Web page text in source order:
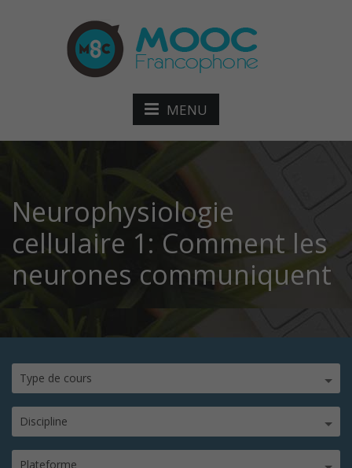
MENU
Neurophysiologie
cellulaire 1: Comment les
neurones communiquent
Type de cours
Discipline
Plateforme